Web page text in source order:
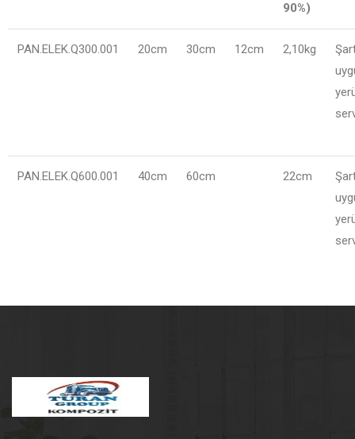
90%)
PAN.ELEK.Q300.001 20cm 30cm 12cm 2,10kg
PAN.ELEK.Q600.001 40cm 60cm 22cm